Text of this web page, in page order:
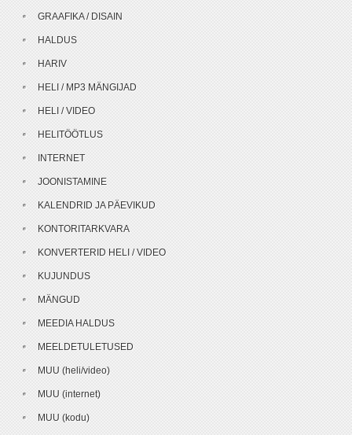
GRAAFIKA / DISAIN
HALDUS
HARIV
HELI / MP3 MÄNGIJAD
HELI / VIDEO
HELITÖÖTLUS
INTERNET
JOONISTAMINE
KALENDRID JA PÄEVIKUD
KONTORITARKVARA
KONVERTERID HELI / VIDEO
KUJUNDUS
MÄNGUD
MEEDIA HALDUS
MEELDETULETUSED
MUU (heli/video)
MUU (internet)
MUU (kodu)